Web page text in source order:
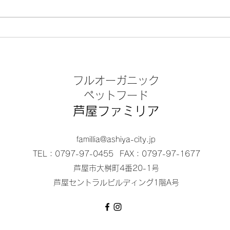
フルオーガニック
​ペットフード
芦屋ファミリア
famillia@ashiya-city.jp
TEL：0797-97-0455
FAX：0797-97-1677
芦屋市大桝町4番20-1号
芦屋セントラルビルディング1階A号